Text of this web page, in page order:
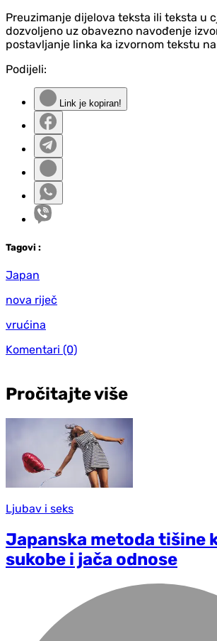
Preuzimanje dijelova teksta ili teksta u
dozvoljeno uz obavezno navođenje
postavljanje linka ka izvornom tekstu
Podijeli:
Link je kopiran!
Tagovi :
Japan
nova riječ
vrućina
Komentari (0)
Pročitajte više
Ljubav i seks
Japanska metoda tišine
sukobe i jača odnose